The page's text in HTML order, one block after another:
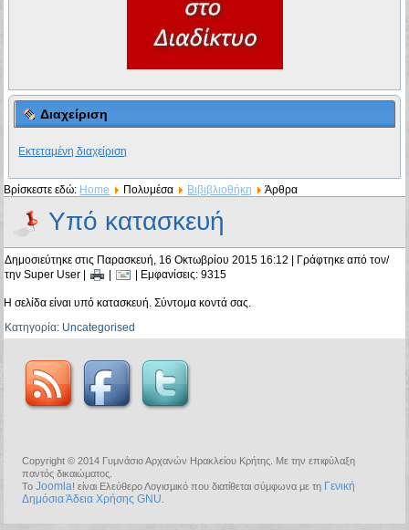
Διαχείριση
Εκτεταμένη διαχείριση
Βρίσκεστε εδώ: Home Πολυμέσα Βιβιβλιοθήκη Άρθρα
Υπό κατασκευή
Δημοσιεύτηκε στις Παρασκευή, 16 Οκτωβρίου 2015 16:12 | Γράφτηκε από τον/
την Super User
| Εμφανίσεις: 9315
Η σελίδα είναι υπό κατασκευή. Σύντομα κοντά σας.
Κατηγορία: Uncategorised
Copyright © 2014 Γυμνάσιο Αρχανών Ηρακλείου Κρήτης. Με την επιφύλαξη
παντός δικαιώματος.
ΤοJoomla! είναι Ελεύθερο Λογισμικό που διατίθεται σύμφωνα με τη Γενική
Δημόσια Άδεια Χρήσης GNU